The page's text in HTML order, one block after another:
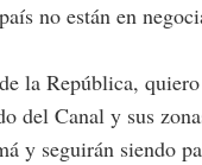
no están en
la República,
del Canal y sus
y seguirán siendo